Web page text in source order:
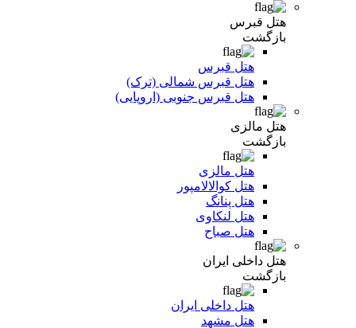
هتل قبرس
بازگشت
هتل قبرس
هتل قبرس شمالی (ترک)
هتل قبرس جنوبی (اروپایی)
هتل مالزی
بازگشت
هتل مالزی
هتل کوالالامپور
هتل پنانگ
هتل لنکاوی
هتل صباح
هتل داخلی ایران
بازگشت
هتل داخلی ایران
هتل مشهد